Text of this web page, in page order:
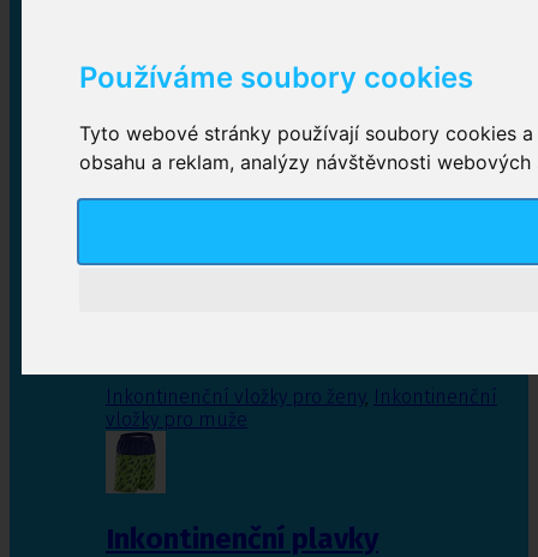
Používáme soubory cookies
Tyto webové stránky používají soubory cookies
obsahu a reklam, analýzy návštěvnosti
Inkontinenční kalhotky
Plenkové kalhotky navlékací,Plenkové kalhotky
Inkontinenční vložky pro ženy, Inkontinenční
vložky pro muže
Inkontinenční plavky